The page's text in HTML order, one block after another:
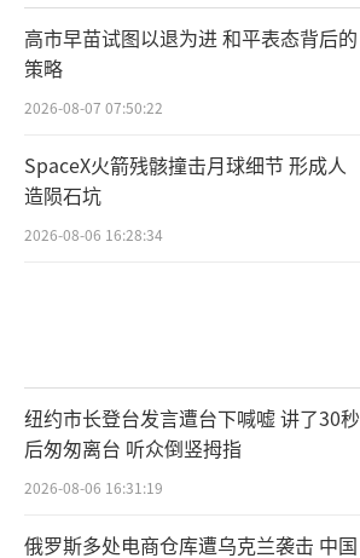
高市早苗试图以退为进 和平表态背后的
策略
2026-08-07 07:50:22
SpaceX火箭残骸撞击月球细节 形成人
造陨石坑
2026-08-06 16:28:34
纽约市长登台发言遭台下喊嘘 讲了30秒
后匆匆离台 听众倒竖拇指
2026-08-06 16:31:19
俄罗斯多处电商仓库遭乌克兰袭击 中国